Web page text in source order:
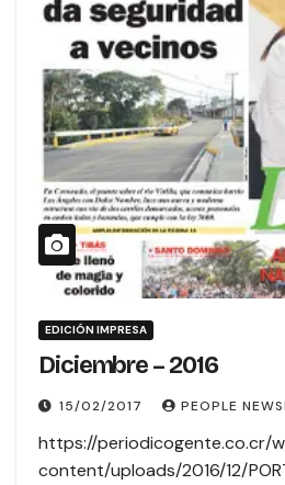
EDICIÓN IMPRESA
Diciembre – 2016
15/02/2017 PEOPLE
https://periodicogente.co.cr/
content/uploads/2016/12/